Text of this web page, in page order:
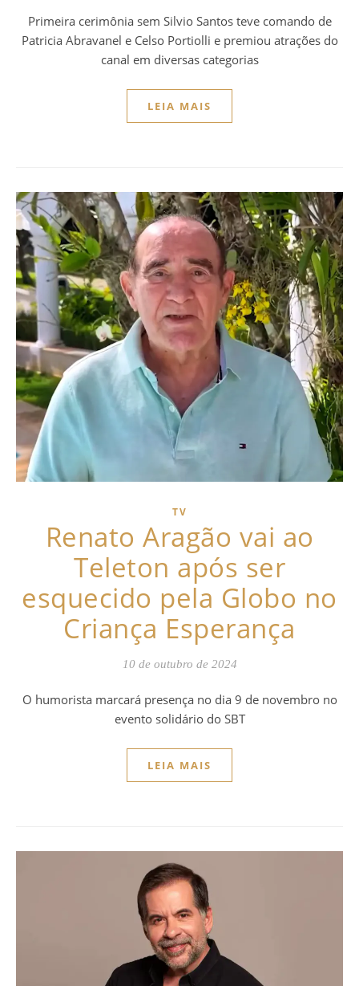
Primeira cerimônia sem Silvio Santos teve comando de
Patricia Abravanel e Celso Portiolli e premiou atrações do
canal em diversas categorias
LEIA MAIS
TV
Renato Aragão vai ao
Teleton após ser
esquecido pela Globo no
Criança Esperança
10 de outubro de 2024
O humorista marcará presença no dia 9 de novembro no
evento solidário do SBT
LEIA MAIS